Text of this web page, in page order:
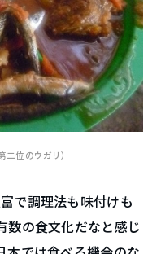
位のウガリ）
で調理法も味付けも
数の食文化だなと感じ